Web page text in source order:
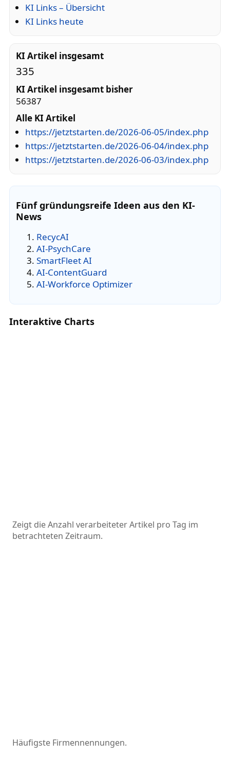
KI Links – Übersicht
KI Links heute
KI Artikel insgesamt
335
KI Artikel insgesamt bisher
56387
Alle KI Artikel
https://jetztstarten.de/2026-06-05/index.php
https://jetztstarten.de/2026-06-04/index.php
https://jetztstarten.de/2026-06-03/index.php
Fünf gründungsreife Ideen aus den KI-
News
RecycAI
AI-PsychCare
SmartFleet AI
AI-ContentGuard
AI-Workforce Optimizer
Interaktive Charts
Zeigt die Anzahl verarbeiteter Artikel pro Tag im
betrachteten Zeitraum.
Häufigste Firmennennungen.